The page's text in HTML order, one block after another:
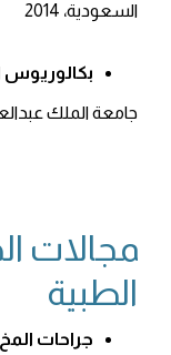
السعودية، 2014
بكالوريوس
جامعة الملك
‍مجالات
الطبية
جراحات